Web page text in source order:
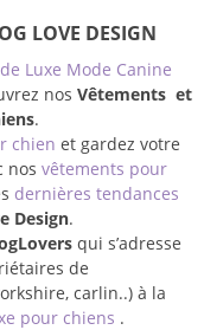
LOVE DESIGN
Luxe Mode Canine
nos Vêtements et
.
chien et gardez votre
nos vêtements pour
dernières tendances
Design.
qui s’adresse
de
carlin..) à la
pour chiens .